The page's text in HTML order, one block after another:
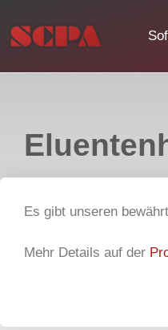
Es gibt unseren
Mehr Details auf der